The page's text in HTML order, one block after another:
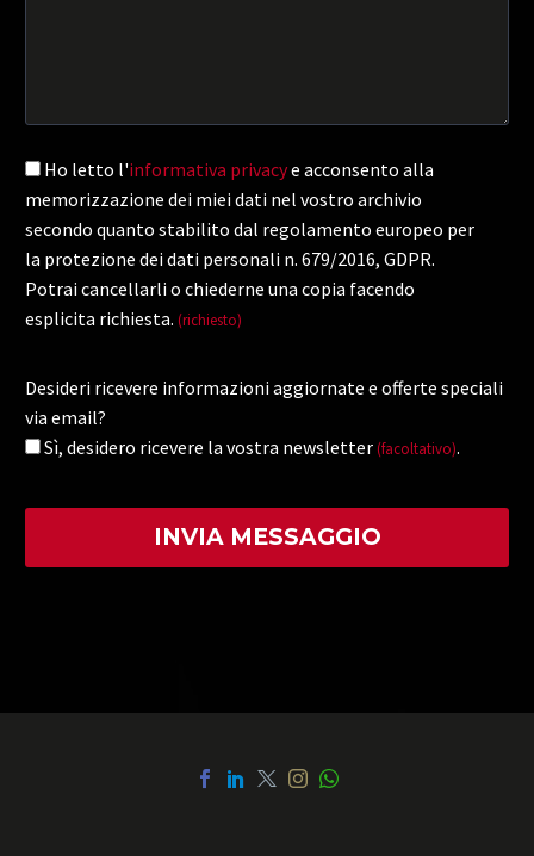
Ho letto l'informativa privacye acconsento alla
memorizzazione dei miei dati nel vostro archivio
secondo quanto stabilito dal regolamento europeo per
la protezione dei dati personali n. 679/2016, GDPR.
Potrai cancellarli o chiederne una copia facendo
esplicita richiesta. (richiesto)
Desideri ricevere informazioni aggiornate e offerte speciali
via email?
Sì, desidero ricevere la vostra newsletter (facoltativo).